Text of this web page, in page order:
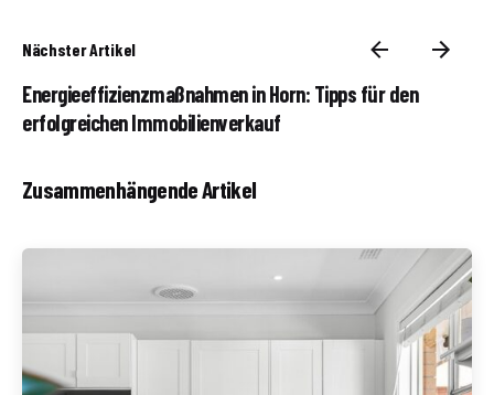
Nächster Artikel
Energieeffizienzmaßnahmen in Horn: Tipps für den
erfolgreichen Immobilienverkauf
Zusammenhängende Artikel